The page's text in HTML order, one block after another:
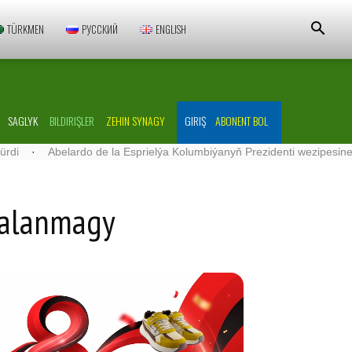
TÜRKMEN РУССКИЙ ENGLISH
SAGLYK BILDIRIŞLER ZEHIN SYNAGY GIRIŞ ABONENT BOL
de la Esprielýa Kolumbiýanyň Prezidenti wezipesine girişdi ·